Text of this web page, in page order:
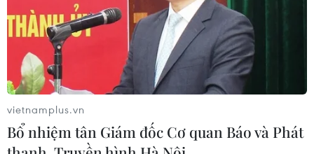
TIN LIÊN QUAN
vietnamplus.vn
Bổ nhiệm tân Giám đốc Cơ quan Báo và Phát